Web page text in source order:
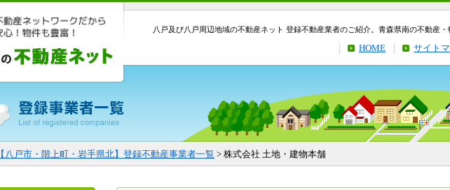
八戸及び八戸周辺地域の不動産ネット 登録不動産業者のご紹介。青森県南の不動産・
サイト
HOME
【八戸市・階上町・岩手県北】登録不動産事業者一覧 > 株式会社 土地・建物本舗